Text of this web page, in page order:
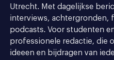
Utrecht. Met dagelijkse
interviews, achtergronden,
podcasts. Voor studenten
professionele redactie, die
ideeen en bijdragen van